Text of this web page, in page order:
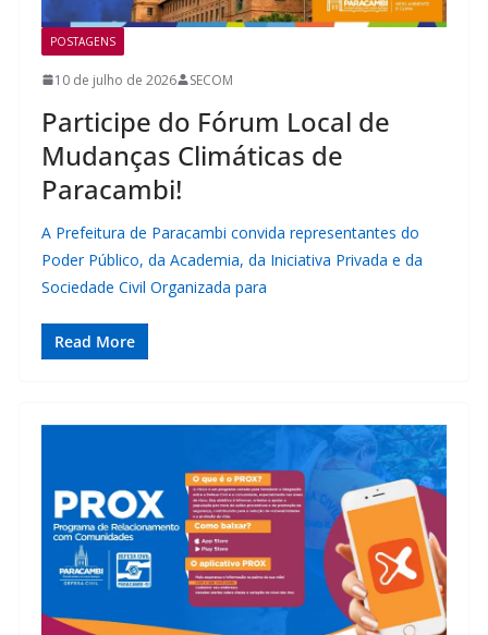
POSTAGENS
10 de julho de 2026 SECOM
Participe do Fórum Local de
Mudanças Climáticas de
Paracambi!
A Prefeitura de Paracambi convida representantes do
Poder Público, da Academia, da Iniciativa Privada e da
Sociedade Civil Organizada para
Read More